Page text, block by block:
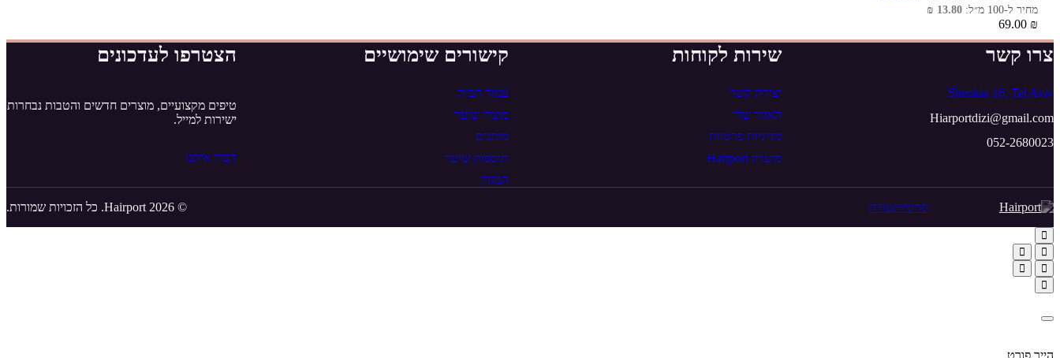
מחיר ל-100 מ״ל: 13.80
₪
69.00 ₪
צרו קשר
Shenkin 16, Tel Aviv
Hiarportdizi@gmail.com
052-2680023
שירות לקוחות
יצירת קשר
האזור שלי
מדיניות פרטיות
מועדון Hairport
קישורים שימושיים
עמוד הבית
מוצרי שיער
מותגים
תוספות שיער
המגזין
הצטרפו לעדכונים
טיפים מקצועיים, מוצרים חדשים והטבות נבחרות
ישירות למייל.
דברו איתנו
פרטיותעזרה © 2026 Hairport. כל הזכויות שמורות.